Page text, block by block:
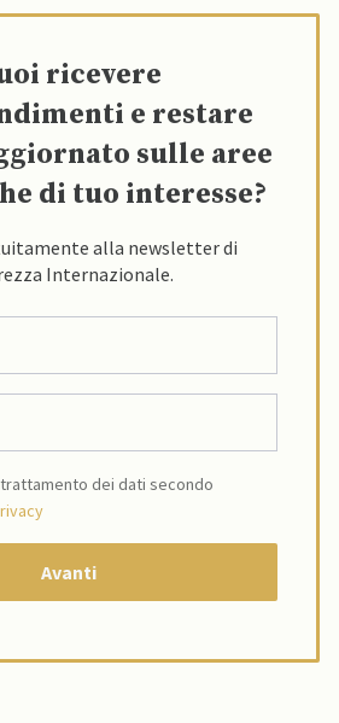
ricevere
e restare
sulle aree
di tuo interesse?
alla newsletter di
Internazionale.
dei dati secondo